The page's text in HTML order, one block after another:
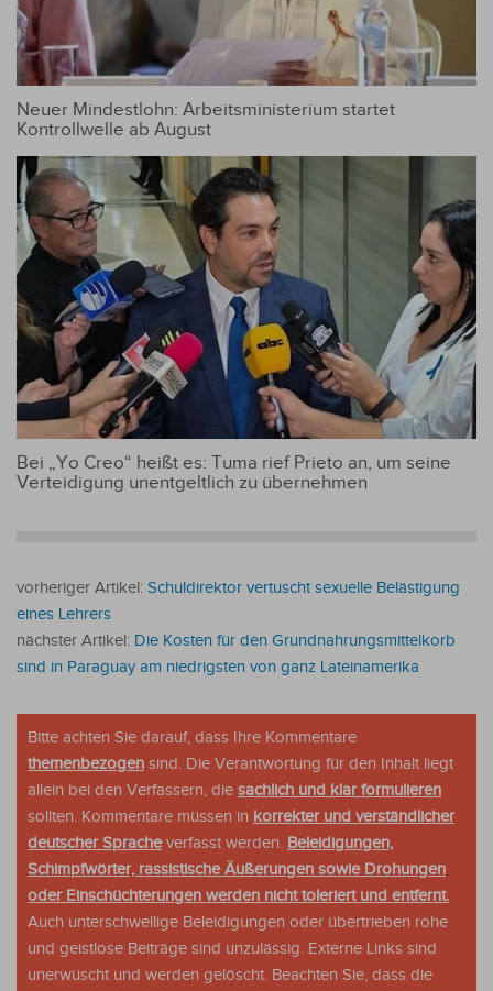
Neuer Mindestlohn: Arbeitsministerium startet
Kontrollwelle ab August
Bei „Yo Creo“ heißt es: Tuma rief Prieto an, um seine
Verteidigung unentgeltlich zu übernehmen
vorheriger Artikel: Schuldirektor vertuscht sexuelle Belästigung
eines Lehrers
nächster Artikel: Die Kosten für den Grundnahrungsmittelkorb
sind in Paraguay am niedrigsten von ganz Lateinamerika
Bitte achten Sie darauf, dass Ihre Kommentare
themenbezogen sind. Die Verantwortung für den Inhalt liegt
allein bei den Verfassern, die sachlich und klar formulieren
sollten. Kommentare müssen in korrekter und verständlicher
deutscher Spracheverfasst werden. Beleidigungen,
Schimpfwörter, rassistische Äußerungen sowie Drohungen
oder Einschüchterungen werden nicht toleriert und entfernt.
Auch unterschwellige Beleidigungen oder übertrieben rohe
und geistlose Beiträge sind unzulässig. Externe Links sind
unerwüscht und werden gelöscht. Beachten Sie, dass die